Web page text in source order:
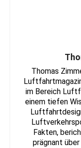
Thomas
im Bereich
einem tiefen
Fakten,
prägnant